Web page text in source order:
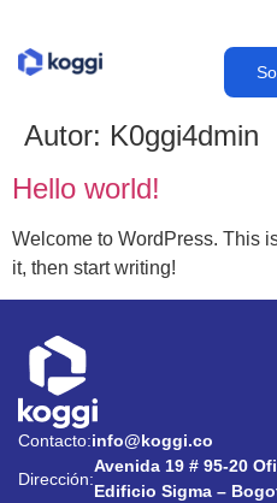
Autor: K0ggi4dmin
Hello world!
Welcome to WordPress. This
it, then start writing!
Contacto:info@koggi.co
Dirección:
Avenida 19 # 95-20
Edificio Sigma –